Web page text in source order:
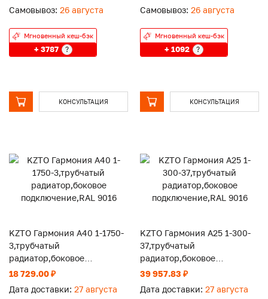
Самовывоз: 26 августа
Мгновенный кеш-бэк
+ 3787 ?
КОНСУЛЬТАЦИЯ
Самовывоз: 26 августа
Мгновенный кеш-бэк
+ 1092 ?
КОНСУЛЬТАЦИЯ
KZTO Гармония А40 1-1750-
3,трубчатый
радиатор,боковое
подключение,RAL 9016
18 729.00 ₽
Дата доставки: 27 августа
KZTO Гармония А25 1-300-
37,трубчатый
радиатор,боковое
подключение,RAL 9016
39 957.83 ₽
Дата доставки: 27 августа